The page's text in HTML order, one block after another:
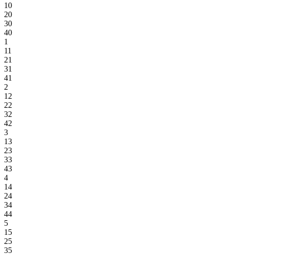
10
20
30
40
1
11
21
31
41
2
12
22
32
42
3
13
23
33
43
4
14
24
34
44
5
15
25
35